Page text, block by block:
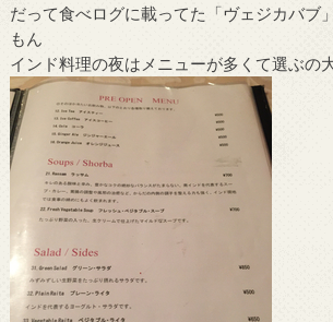
だって食べログに載ってた「ヴェジカバブ
もん
インド料理の夜はメニューが多くて選ぶの